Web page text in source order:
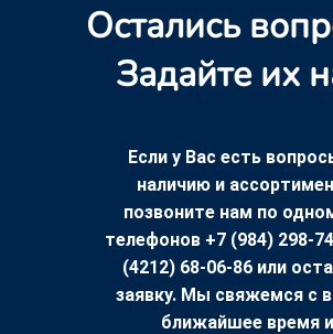
Остались
Задайте их
Если у Вас есть
наличию и
позвоните нам по
телефонов +7 (984) 298-
(4212) 68-06-86 или
заявку. Мы свяжемся с
ближайшее время и